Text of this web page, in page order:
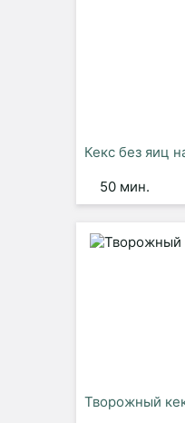
Кекс без яиц
50 мин.
Творожный